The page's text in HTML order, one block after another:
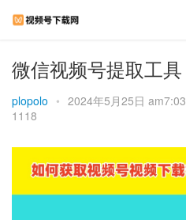
微信视频号提取工具
plopolo • 2024年5月25日 am7:03
1118